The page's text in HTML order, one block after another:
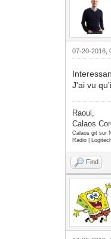
07-20-2016,
J'ai vu
Raoul,
Calaos
Calaos git sur
Radio |
Find